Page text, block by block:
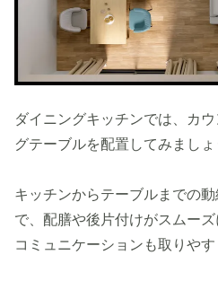
ダイニングキッチンでは、カ
グテーブルを配置してみましょ
キッチンからテーブルまでの
で、配膳や後片付けがスムー
コミュニケーションも取りやす